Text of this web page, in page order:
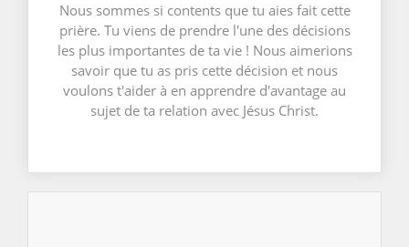
Nous sommes si contents que tu aies fait cette
prière. Tu viens de prendre l'une des décisions
les plus importantes de ta vie ! Nous aimerions
savoir que tu as pris cette décision et nous
voulons t'aider à en apprendre d'avantage au
sujet de ta relation avec Jésus Christ.